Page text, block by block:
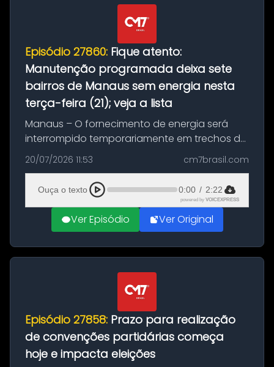
Episódio 27860: Fique atento:
Manutenção programada deixa sete
bairros de Manaus sem energia nesta
terça-feira (21); veja a lista
Manaus – O fornecimento de energia será
interrompido temporariamente em trechos de
sete bairros de Manaus nesta terça-feira (21).
A suspensão programada ocorrerá para a
execução de serviços de manuten...
20/07/2026 11:53 cm7brasil.com
Ouça o texto 0:00 / 2:22
powered by VOICEXPRESS
Ver Episódio Ver Original
Episódio 27858: Prazo para realização
de convenções partidárias começa
hoje e impacta eleições